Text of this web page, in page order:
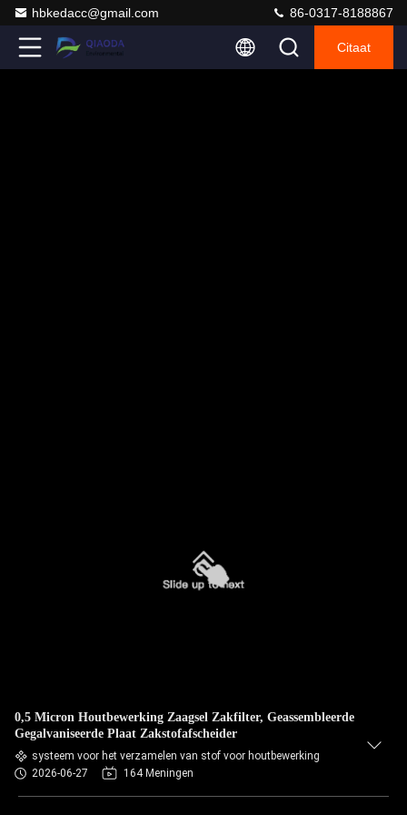
hbkedacc@gmail.com 86-0317-8188867
Citaat
0,5 Micron Houtbewerking Zaagsel Zakfilter, Geassembleerde
Gegalvaniseerde Plaat Zakstofafscheider
systeem voor het verzamelen van stof voor houtbewerking
2026-06-27
164 Meningen